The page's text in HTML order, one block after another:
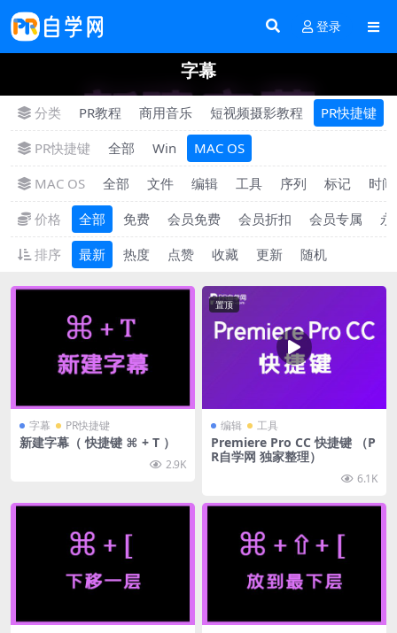
登录
字幕
分类 PR教程 商用音乐 短视频摄影教程 PR快捷键
PR快捷键
全部 Win
MAC OS
MAC OS
全部 文件 编辑 工具 序列 标记
时
价格
全部 免费 会员免费 会员折扣 会员专属
排序
最新 热度 点赞 收藏 更新 随机
字幕 PR快捷键
新建字幕（ 快捷键 ⌘ + T ）
2.9K
置顶
编辑 工具
Premiere Pro CC 快捷键 （P
R自学网 独家整理）
6.1K